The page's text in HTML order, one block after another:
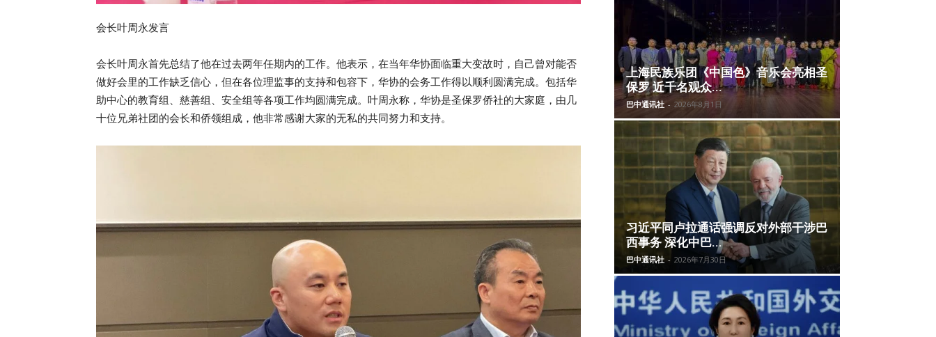
会长叶周永发言
会长叶周永首先总结了他在过去两年任期内的工作。他表示，在当年华协面临重大变故时，自己曾对能否
做好会里的工作缺乏信心，但在各位理监事的支持和包容下，华协的会务工作得以顺利圆满完成。包括华
助中心的教育组、慈善组、安全组等各项工作均圆满完成。叶周永称，华协是圣保罗侨社的大家庭，由几
十位兄弟社团的会长和侨领组成，他非常感谢大家的无私的共同努力和支持。
上海民族乐团《中国色》音乐会亮相圣
保罗 近千名观众...
巴中通讯社 - 2026年8月1日
习近平同卢拉通话强调反对外部干涉巴
西事务 深化中巴...
巴中通讯社 - 2026年7月30日